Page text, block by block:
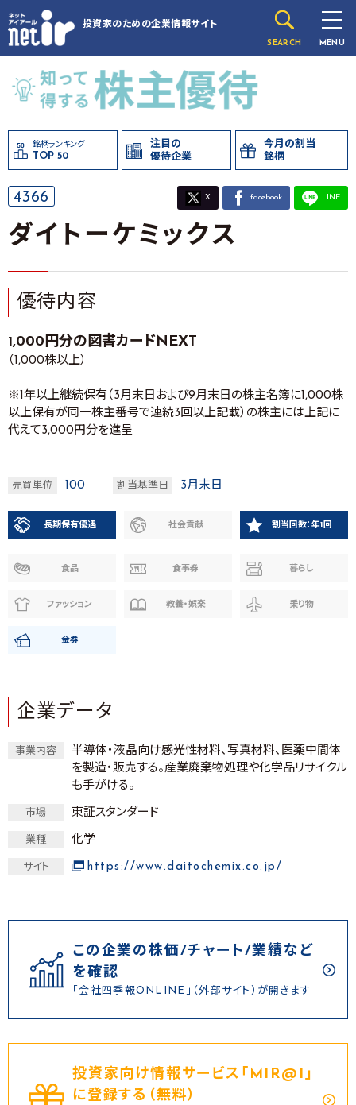
投資家のための企業情報サイト
SEARCH MENU
銘柄ランキング
TOP 50
注目の
優待企業
今月の割当
銘柄
4366 X facebook LINE
ダイトーケミックス
優待内容
1,000円分の図書カードNEXT
（1,000株以上）
※1年以上継続保有（3月末日および9月末日の株主名簿に1,000株
以上保有が同一株主番号で連続3回以上記載）の株主には上記に
代えて3,000円分を進呈
売買単位 100 割当基準日 3月末日
長期保有優遇 社会貢献 割当回数：年1回
食品 食事券 暮らし
ファッション 教養・娯楽 乗り物
金券
企業データ
事業内容
半導体・液晶向け感光性材料、写真材料、医薬中間体
を製造・販売する。産業廃棄物処理や化学品リサイクル
も手がける。
市場 東証スタンダード
業種 化学
サイト https://www.daitochemix.co.jp/
この企業の株価/チャート/業績など
を確認
「会社四季報ONLINE」（外部サイト）が開きます
投資家向け情報サービス｢MIR@I｣
に登録する（無料）